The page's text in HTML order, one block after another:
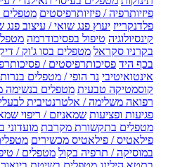
פיזיותרפיה / פיזיותרפיסטים מטפלים
פלדנקרייז יעוץ פנג שואי / עיצוב פנג
קינסיולוגיה טיפול בפסיכודרמה
בקרניו סקראל מטפלים בסו ג'וק /
בכף היד פסיכותרפיסטים /
אינטואיטיבי נר הופי / מטפלים
קוסמטיקה טבעית מטפלים בנשימה
רפואה משלימה / אלטרנטיבית
פגיעות ופציעות שמאניזם / ריפוי
מטפלים בתקשורת מקרבת מועדוני
פילאטיס / פילאטיס מכשירים
במוסיקה / תרפיה בקול מטפלים /